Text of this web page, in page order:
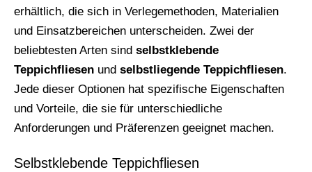
erhältlich, die sich in Verlegemethoden, Materialien
und Einsatzbereichen unterscheiden. Zwei der
beliebtesten Arten sind selbstklebende
Teppichfliesen und selbstliegende Teppichfliesen.
Jede dieser Optionen hat spezifische Eigenschaften
und Vorteile, die sie für unterschiedliche
Anforderungen und Präferenzen geeignet machen.
Selbstklebende Teppichfliesen